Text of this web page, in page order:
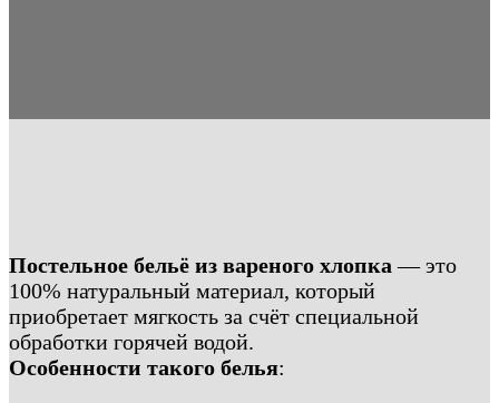
Постельное бельё из вареного хлопка — это
100% натуральный материал, который
приобретает мягкость за счёт специальной
обработки горячей водой.
Особенности такого белья: